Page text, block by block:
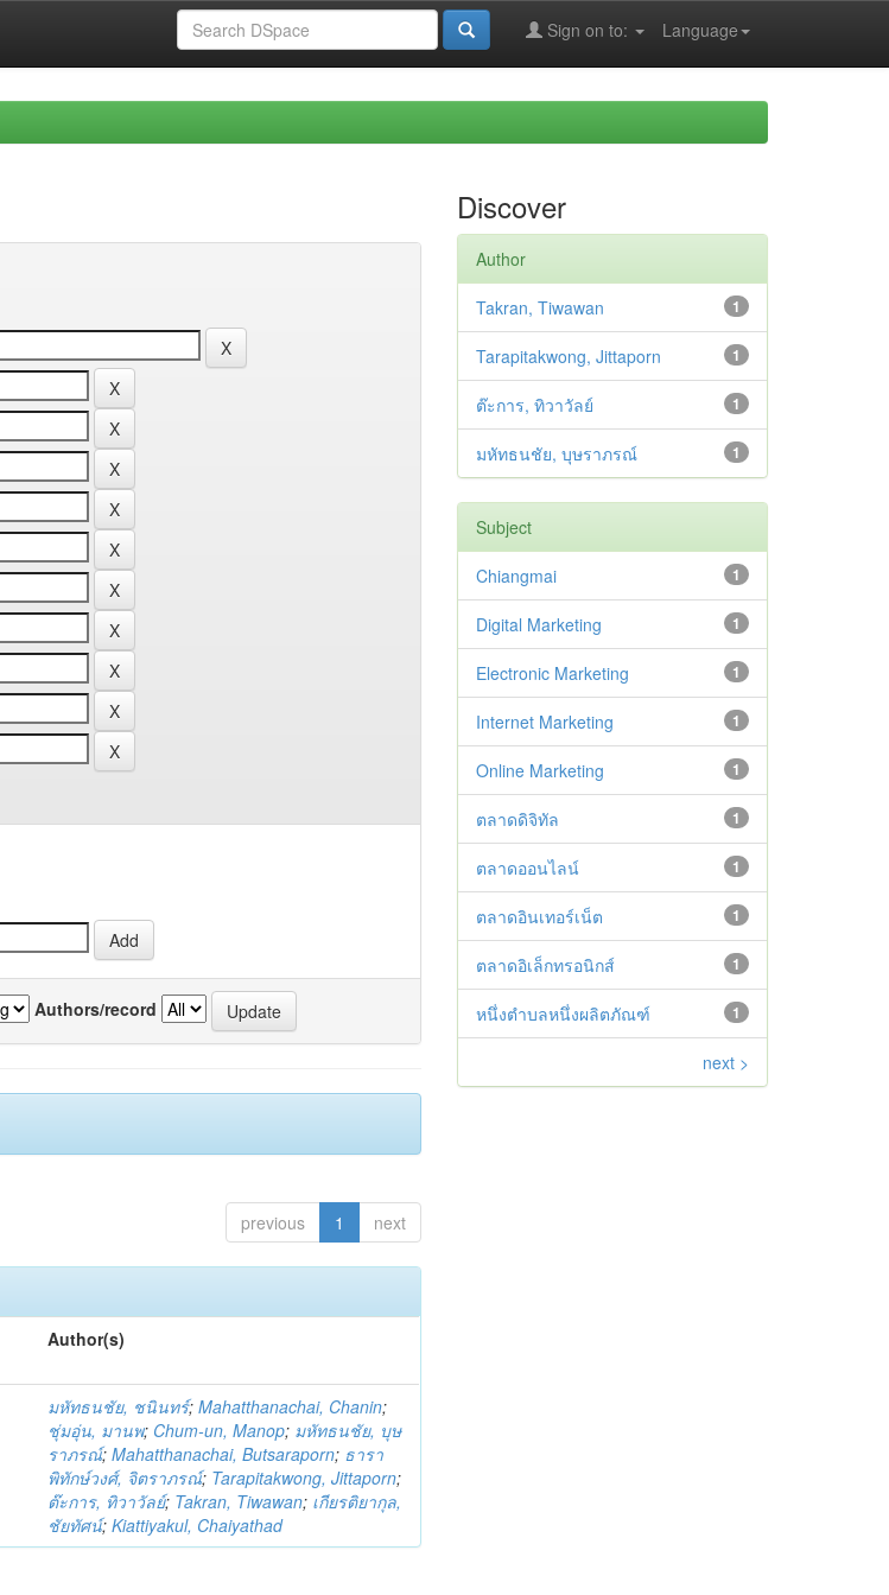
Language
Sign on to:
Authors/record
previous 1 next
Author(s)
มหัทธนชัย, ชนินทร์;Mahatthanachai, Chanin;
ชุ่มอุ่น, มานพ; Chum-un, Manop; มหัทธนชัย, บุษ
ราภรณ์;Mahatthanachai, Butsaraporn; ธารา
พิทักษ์วงศ์, จิตราภรณ์; Tarapitakwong, Jittaporn;
ต๊ะการ, ทิวาวัลย์; Takran, Tiwawan; เกียรติยากุล,
ชัยทัศน์;Kiattiyakul, Chaiyathad
Discover
Author
1
Takran, Tiwawan
1
Tarapitakwong, Jittaporn
1
ต๊ะการ, ทิวาวัลย์
1
มหัทธนชัย, บุษราภรณ์
Subject
1
Chiangmai
1
Digital Marketing
1
Electronic Marketing
1
Internet Marketing
1
Online Marketing
1
ตลาดดิจิทัล
1
ตลาดออนไลน์
1
ตลาดอินเทอร์เน็ต
1
ตลาดอิเล็กทรอนิกส์
1
หนึ่งตำบลหนึ่งผลิตภัณฑ์
next >